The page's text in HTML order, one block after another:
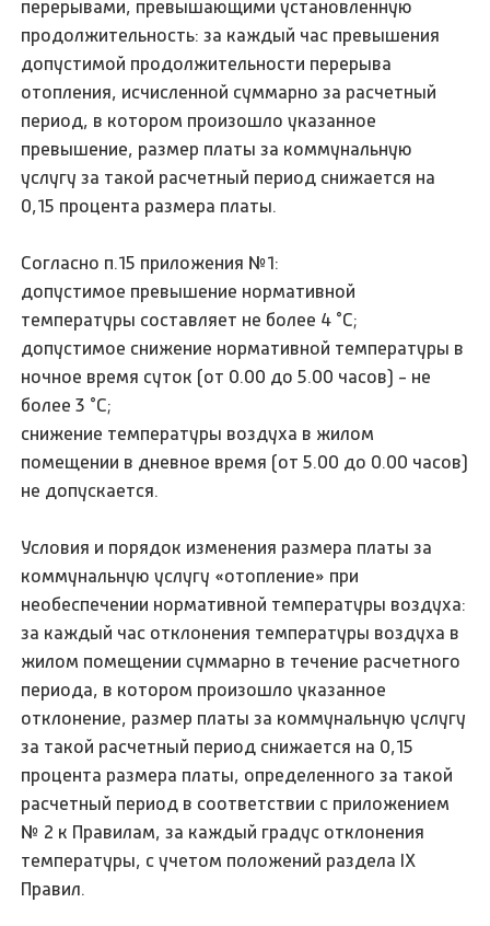
перерывами, превышающими установленную
продолжительность: за каждый час превышения
допустимой продолжительности перерыва
отопления, исчисленной суммарно за расчетный
период, в котором произошло указанное
превышение, размер платы за коммунальную
услугу за такой расчетный период снижается на
0,15 процента размера платы.
Согласно п.15 приложения №1:
допустимое превышение нормативной
температуры составляет не более 4 °C;
допустимое снижение нормативной температуры в
ночное время суток (от 0.00 до 5.00 часов) - не
более 3 °C;
снижение температуры воздуха в жилом
помещении в дневное время (от 5.00 до 0.00 часов)
не допускается.
Условия и порядок изменения размера платы за
коммунальную услугу «отопление» при
необеспечении нормативной температуры воздуха:
за каждый час отклонения температуры воздуха в
жилом помещении суммарно в течение расчетного
периода, в котором произошло указанное
отклонение, размер платы за коммунальную услугу
за такой расчетный период снижается на 0,15
процента размера платы, определенного за такой
расчетный период в соответствии с приложением
№ 2 к Правилам, за каждый градус отклонения
температуры, с учетом положений раздела IX
Правил.